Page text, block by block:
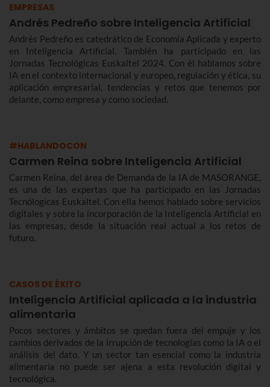
EMPRESAS
Andrés Pedreño sobre Inteligencia Artificial
Andrés Pedreño es catedrático de Economía Aplicada y experto
en Inteligencia Artificial. También ha participado en las
Jornadas Tecnológicas Euskaltel 2024. Con él hablamos sobre
IA en el contexto internacional y europeo, regulación y ética, su
aplicación empresarial, tendencias y retos que tenemos por
delante, como empresa y como sociedad.
#HABLANDOCON
Carmen Reina sobre Inteligencia Artificial
Carmen Reina, del área de Demanda de la IA de MASORANGE,
es una de las expertas que ha participado en las Jornadas
Tecnólogicas Euskaltel. Con ella hemos hablado sobre servicios
digitales y sobre la incorporación de la Inteligencia Artificial en
las empresas, desde la situación real actual a los retos de
futuro.
CASOS DE ÉXITO
Inteligencia Artificial aplicada a la industria
alimentaria
Pocos sectores y ámbitos se quedan fuera del empuje y los
cambios derivados de la irrupción de tecnologías como la IA o el
análisis del dato. Y un sector tan esencial como la industria
alimentaria no puede ser ajena a esta revolución digital y
tecnológica.